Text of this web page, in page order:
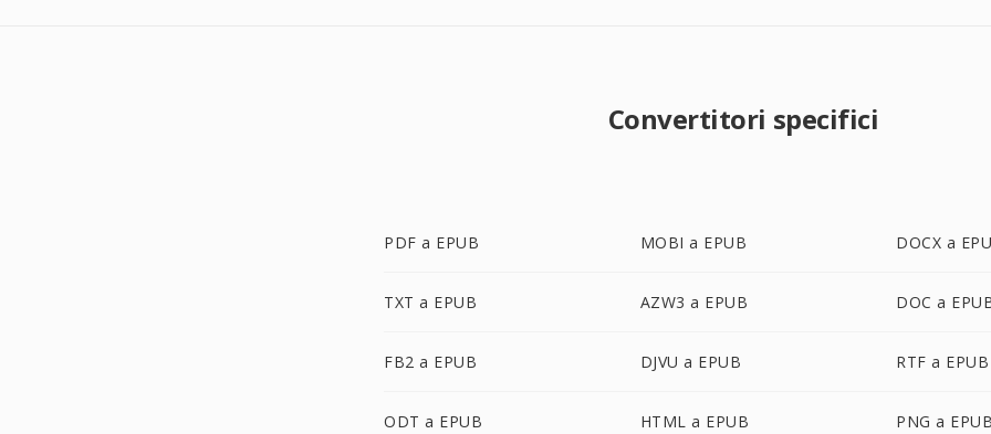
Convertitori specifici
PDF a EPUB MOBI a EPUB DOCX a
TXT a EPUB AZW3 a EPUB DOC a
FB2 a EPUB DJVU a EPUB RTF a EPUB
ODT a EPUB HTML a EPUB PNG a